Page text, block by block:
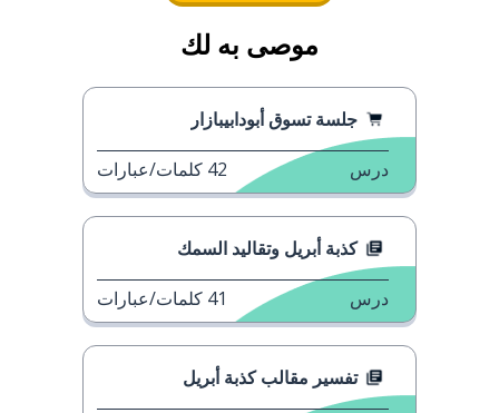
موصى به لك
جلسة تسوق أبودابيبازار
درس 42 كلمات/عبارات
كذبة أبريل وتقاليد السمك
درس 41 كلمات/عبارات
تفسير مقالب كذبة أبريل